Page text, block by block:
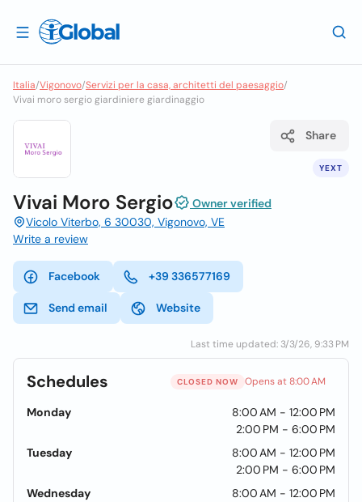
Italia/Vigonovo/Servizi per la casa, architetti del paesaggio/
Vivai moro sergio giardiniere giardinaggio
YEXT
Share
Vivai Moro Sergio
Owner verified
Vicolo Viterbo, 6 30030, Vigonovo, VE
Write a review
Facebook +39 336577169
Send email Website
Last time updated: 3/3/26, 9:33 PM
Schedules CLOSED NOW Opens at 8:00 AM
Monday
8:00 AM - 12:00 PM
2:00 PM - 6:00 PM
Tuesday
8:00 AM - 12:00 PM
2:00 PM - 6:00 PM
Wednesday
8:00 AM - 12:00 PM